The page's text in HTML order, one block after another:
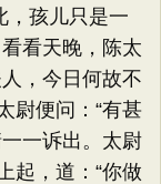
，孩儿只是一
看天晚，陈太
，今日何故不
尉便问：“有甚
一诉出。太尉
起，道：“你做